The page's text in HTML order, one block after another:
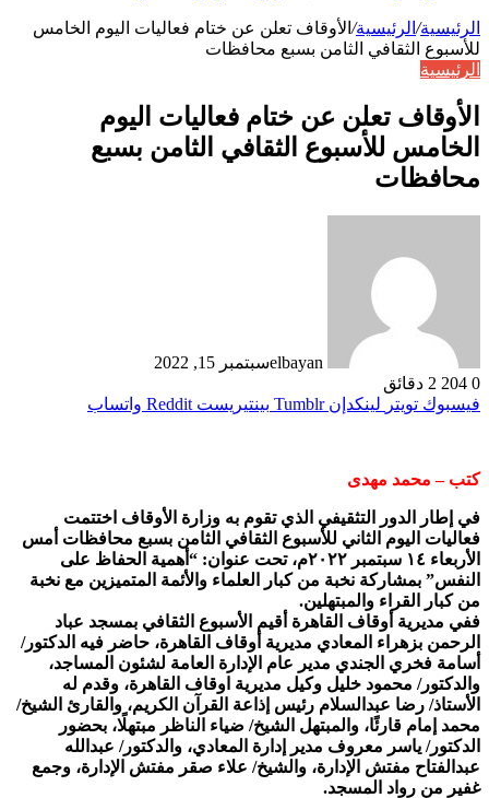
الرئيسية/ الرئيسية/ الأوقاف تعلن عن ختام فعاليات اليوم الخامس
للأسبوع الثقافي الثامن بسبع محافظات
الرئيسية
الأوقاف تعلن عن ختام فعاليات اليوم
الخامس للأسبوع الثقافي الثامن بسبع
محافظات
elbayanسبتمبر 15, 2022
0
2 دقائق
فيسبوك تويتر لينكدإن بينتيريست واتساب
كتب – محمد مهدى
في إطار الدور التثقيفي الذي تقوم به وزارة الأوقاف اختتمت
فعاليات اليوم الثاني للأسبوع الثقافي الثامن بسبع محافظات أمس
الأربعاء ١٤ سبتمبر ٢٠٢٢م، تحت عنوان: “أهمية الحفاظ على
النفس” بمشاركة نخبة من كبار العلماء والأئمة المتميزين مع نخبة
من كبار القراء والمبتهلين.
ففي مديرية أوقاف القاهرة أقيم الأسبوع الثقافي بمسجد عباد
الرحمن بزهراء المعادي مديرية أوقاف القاهرة، حاضر فيه الدكتور/
أسامة فخري الجندي مدير عام الإدارة العامة لشئون المساجد،
والدكتور/ محمود خليل وكيل مديرية اوقاف القاهرة، وقدم له
الأستاذ/ رضا عبدالسلام رئيس إذاعة القرآن الكريم، والقارئ الشيخ/
محمد إمام قارئًا، والمبتهل الشيخ/ ضياء الناظر مبتهلًا، بحضور
الدكتور/ ياسر معروف مدير إدارة المعادي، والدكتور/ عبدالله
عبدالفتاح مفتش الإدارة، والشيخ/ علاء صقر مفتش الإدارة، وجمع
غفير من رواد المسجد.